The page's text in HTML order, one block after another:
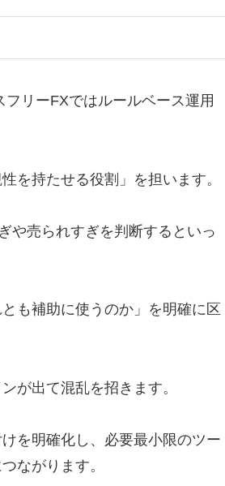
リーFXではルールベース運用
を持たせる役割」を担います。
や売られすぎを判断するといっ
も補助に使うのか」を明確に区
が出て混乱を招きます。
を明確化し、必要最小限のツー
ながります。